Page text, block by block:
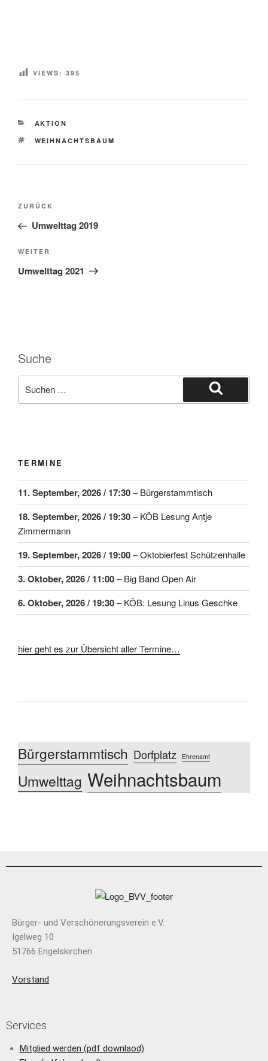
VIEWS: 395
AKTION
WEIHNACHTSBAUM
ZURÜCK
Umwelttag 2019
WEITER
Umwelttag 2021
Suche
TERMINE
11. September, 2026/ 17:30–Bürgerstammtisch
18. September, 2026/ 19:30–KÖB Lesung Antje
Zimmermann
19. September, 2026/ 19:00–Oktobierfest Schützenhalle
3. Oktober, 2026/ 11:00–Big Band Open Air
6. Oktober, 2026/ 19:30–KÖB: Lesung Linus Geschke
hier geht es zur Übersicht aller Termine…
Bürgerstammtisch Dorfplatz Ehrenamt
Umwelttag Weihnachtsbaum
Bürger- und Verschönerungsverein e.V.
Igelweg 10
51766 Engelskirchen
Vorstand
Services
Mitglied werden (pdf downlaod)